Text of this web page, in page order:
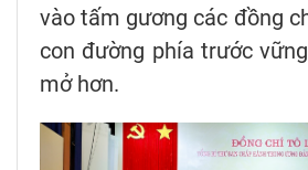
vào tấm gương các đồng
con đường phía trước
mở hơn.